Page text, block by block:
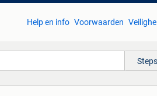
Help en info Voorwaarden
Steps